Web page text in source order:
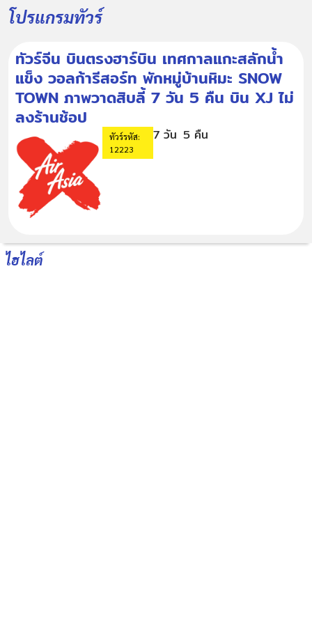
โปรแกรมทัวร์
ทัวร์จีน บินตรงฮาร์บิน เทศกาลแกะสลักน้ำ
แข็ง วอลก้ารีสอร์ท พักหมู่บ้านหิมะ SNOW
TOWN ภาพวาดสิบลี้ 7 วัน 5 คืน บิน XJ ไม่
ลงร้านช้อป
ทัวร์รหัส:
12223
7 วัน 5 คืน
ไฮไลต์